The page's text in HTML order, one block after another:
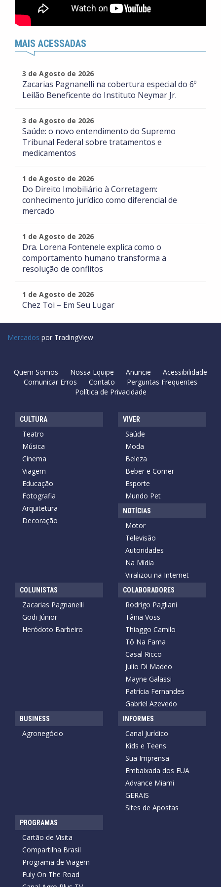
MAIS ACESSADAS
3 de Agosto de 2026
Zacarias Pagnanelli na cobertura especial do 6º
Leilão Beneficente do Instituto Neymar Jr.
3 de Agosto de 2026
Saúde: o novo entendimento do Supremo
Tribunal Federal sobre tratamentos e
medicamentos
1 de Agosto de 2026
Do Direito Imobiliário à Corretagem:
conhecimento jurídico como diferencial de
mercado
1 de Agosto de 2026
Dra. Lorena Fontenele explica como o
comportamento humano transforma a
resolução de conflitos
1 de Agosto de 2026
Chez Toi – Em Seu Lugar
Mercados por TradingView
Quem Somos Nossa Equipe Anuncie
Acessibilidade
Comunicar Erros
Contato
Perguntas Frequentes
Política de Privacidade
CULTURA
Teatro
Música
Cinema
Viagem
Educação
Fotografia
Arquitetura
Decoração
VIVER
Saúde
Moda
Beleza
Beber e Comer
Esporte
Mundo Pet
NOTÍCIAS
Motor
Televisão
Autoridades
Na Mídia
Viralizou na Internet
COLUNISTAS
Zacarias Pagnanelli
Godi Júnior
Heródoto Barbeiro
COLABORADORES
Rodrigo Pagliani
Tânia Voss
Thiaggo Camilo
Tô Na Fama
Casal Ricco
Julio Di Madeo
Mayne Galassi
Patrícia Fernandes
Gabriel Azevedo
BUSINESS
Agronegócio
INFORMES
Canal Jurídico
Kids e Teens
Sua Imprensa
Embaixada dos EUA
Advance Miami
GERAIS
Sites de Apostas
PROGRAMAS
Cartão de Visita
Compartilha Brasil
Programa de Viagem
Fuly On The Road